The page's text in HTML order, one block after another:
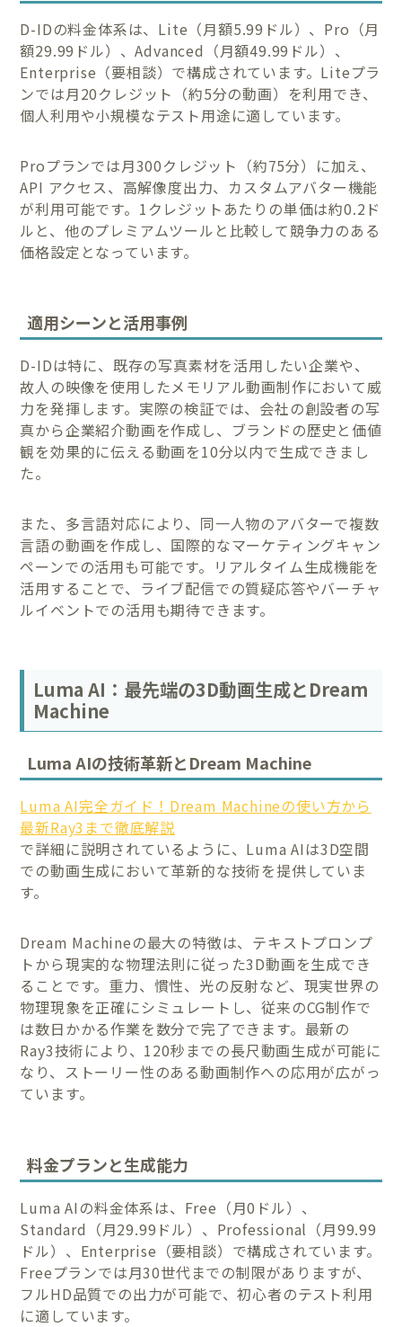
D-IDの料金体系は、Lite（月額5.99ドル）、Pro（月
額29.99ドル）、Advanced（月額49.99ドル）、
Enterprise（要相談）で構成されています。Liteプラ
ンでは月20クレジット（約5分の動画）を利用でき、
個人利用や小規模なテスト用途に適しています。
Proプランでは月300クレジット（約75分）に加え、
API アクセス、高解像度出力、カスタムアバター機能
が利用可能です。1クレジットあたりの単価は約0.2ド
ルと、他のプレミアムツールと比較して競争力のある
価格設定となっています。
適用シーンと活用事例
D-IDは特に、既存の写真素材を活用したい企業や、
故人の映像を使用したメモリアル動画制作において威
力を発揮します。実際の検証では、会社の創設者の写
真から企業紹介動画を作成し、ブランドの歴史と価値
観を効果的に伝える動画を10分以内で生成できまし
た。
また、多言語対応により、同一人物のアバターで複数
言語の動画を作成し、国際的なマーケティングキャン
ペーンでの活用も可能です。リアルタイム生成機能を
活用することで、ライブ配信での質疑応答やバーチャ
ルイベントでの活用も期待できます。
Luma AI：最先端の3D動画生成とDream
Machine
Luma AIの技術革新とDream Machine
Luma AI完全ガイド！Dream Machineの使い方から
最新Ray3まで徹底解説
で詳細に説明されているように、Luma AIは3D空間
での動画生成において革新的な技術を提供していま
す。
Dream Machineの最大の特徴は、テキストプロンプ
トから現実的な物理法則に従った3D動画を生成でき
ることです。重力、慣性、光の反射など、現実世界の
物理現象を正確にシミュレートし、従来のCG制作で
は数日かかる作業を数分で完了できます。最新の
Ray3技術により、120秒までの長尺動画生成が可能に
なり、ストーリー性のある動画制作への応用が広がっ
ています。
料金プランと生成能力
Luma AIの料金体系は、Free（月0ドル）、
Standard（月29.99ドル）、Professional（月99.99
ドル）、Enterprise（要相談）で構成されています。
Freeプランでは月30世代までの制限がありますが、
フルHD品質での出力が可能で、初心者のテスト利用
に適しています。